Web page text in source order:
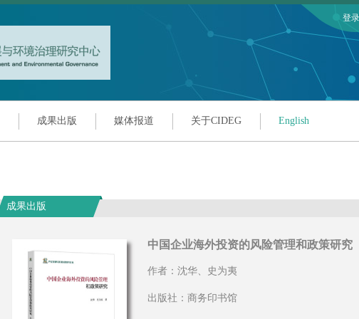
登录
成果出版 媒体报道 关于CIDEG English
成果出版
中国企业海外投资的风险管理和政策研究
作者：沈华、史为夷
出版社：商务印书馆